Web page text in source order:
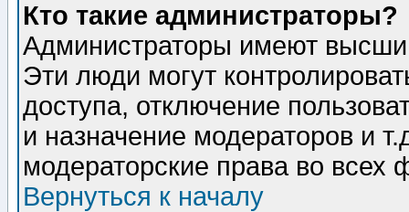
Кто такие администраторы?
Администраторы имеют
Эти люди могут
доступа, отключение
и назначение модераторов и
модераторские права во всех
Вернуться к началу